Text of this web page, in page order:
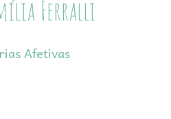
Ferralli
Afetivas